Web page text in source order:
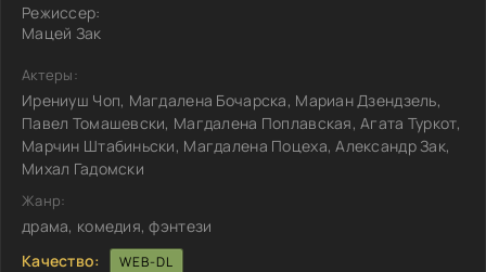
Режиссер:
Мацей Зак
Актеры:
Ирениуш Чоп, Магдалена Бочарска, Мариан Дзендзель,
Павел Томашевски, Магдалена Поплавская, Агата Туркот,
Марчин Штабиньски, Магдалена Поцеха, Александр Зак,
Михал Гадомски
Жанр:
драма, комедия, фэнтези
Качество:
WEB-DL